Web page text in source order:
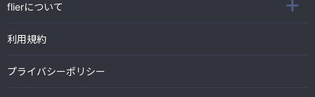
flierについて
利用規約
プライバシーポリシー